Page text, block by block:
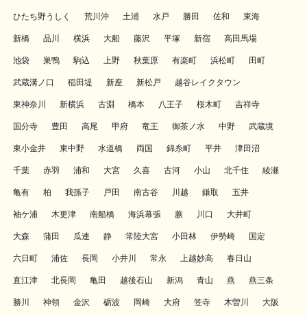
ひたち野うしく 荒川沖 土浦 水戸 勝田 佐和 東海
新橋 品川 横浜 大船 藤沢 平塚 新宿 高田馬場
池袋 巣鴨 駒込 上野 秋葉原 有楽町 浜松町 田町
武蔵溝ノ口 稲田堤 新座 新松戸 越谷レイクタウン
東神奈川 新横浜 古淵 橋本 八王子 桜木町 吉祥寺
国分寺 豊田 高尾 甲府 竜王 御茶ノ水 中野 武蔵境
東小金井 東中野 水道橋 両国 錦糸町 平井 津田沼
千葉 赤羽 浦和 大宮 久喜 古河 小山 北千住 綾瀬
亀有 柏 我孫子 戸田 南古谷 川越 鎌取 五井
袖ケ浦 木更津 南船橋 海浜幕張 蕨 川口 大井町
大森 蒲田 瓜連 静 常陸大宮 小田林 伊勢崎 国定
六日町 浦佐 長岡 小井川 常永 上越妙高 春日山
直江津 北長岡 亀田 越後石山 新潟 青山 燕 燕三条
勝川 神領 金沢 砺波 岡崎 大府 笠寺 木曽川 大阪